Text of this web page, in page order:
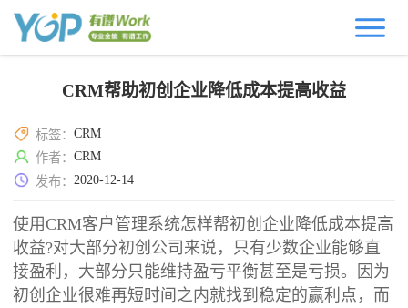
CRM帮助初创企业降低成本提高收益
标签：CRM
作者：CRM
发布：2020-12-14
使用CRM客户管理系统怎样帮初创企业降低成本提高
收益?对大部分初创公司来说，只有少数企业能够直
接盈利，大部分只能维持盈亏平衡甚至是亏损。因为
初创企业很难再短时间之内就找到稳定的赢利点，而